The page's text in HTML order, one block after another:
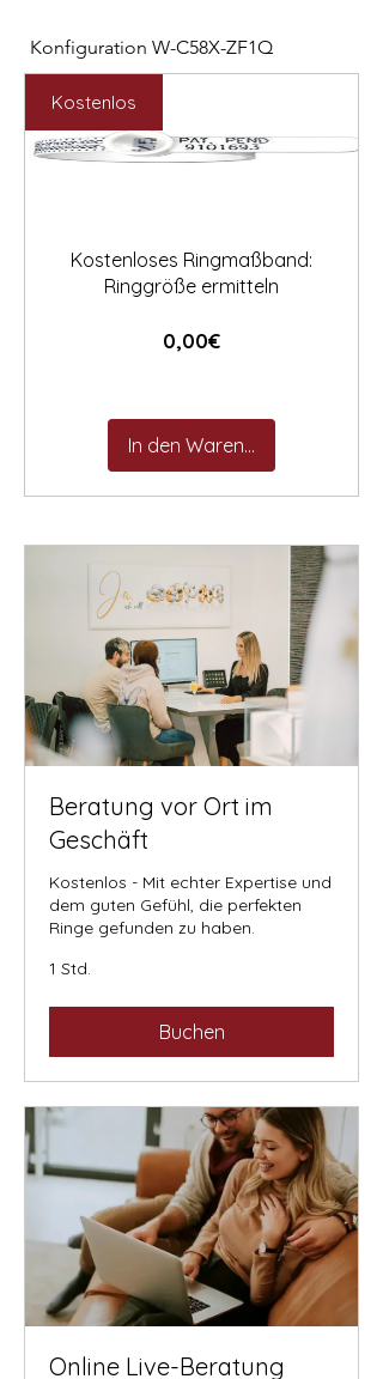
Konfiguration W-C58X-ZF1Q
Preis
1.566,00 €
Preis
Kostenlos
Kostenloses Ringmaßband:
Ringgröße ermitteln
0,00€Preis
In den Warenkorb
Beratung vor Ort im
Geschäft
Kostenlos - Mit echter Expertise und
dem guten Gefühl, die perfekten
Ringe gefunden zu haben.
1 Std.
Buchen
Online Live-Beratung